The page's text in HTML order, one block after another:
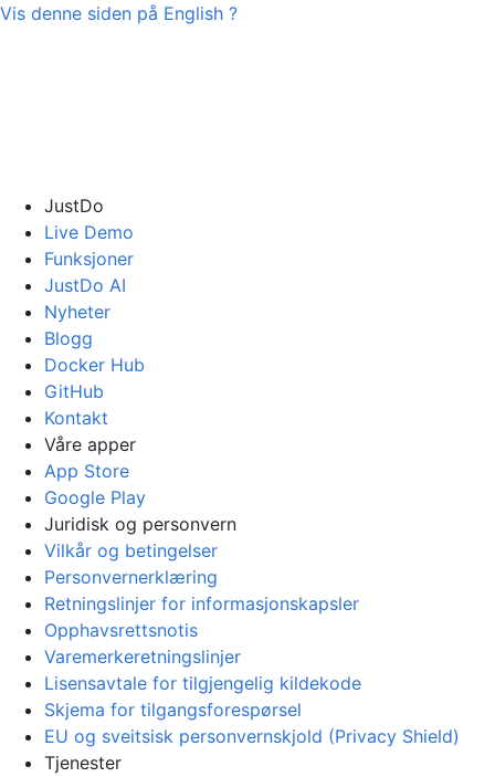
Vis denne siden på English ?
JustDo
Live Demo
Funksjoner
JustDo AI
Nyheter
Blogg
Docker Hub
GitHub
Kontakt
Våre apper
App Store
Google Play
Juridisk og personvern
Vilkår og betingelser
Personvernerklæring
Retningslinjer for informasjonskapsler
Opphavsrettsnotis
Varemerkeretningslinjer
Lisensavtale for tilgjengelig kildekode
Skjema for tilgangsforespørsel
EU og sveitsisk personvernskjold (Privacy Shield)
Tjenester